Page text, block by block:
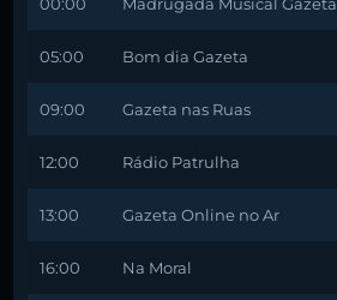
00:00 Madrugada Musical Gazeta
05:00 Bom dia Gazeta
09:00 Gazeta nas Ruas
12:00 Rádio Patrulha
13:00 Gazeta Online no Ar
16:00 Na Moral